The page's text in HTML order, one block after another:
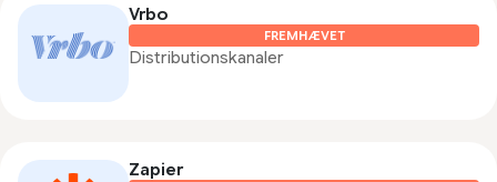
Vrbo
FREMHÆVET
Distributionskanaler
Zapier